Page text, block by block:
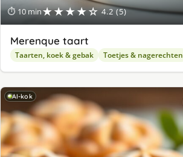
⏱ 10 min★★★★☆ 4.2 (5)
Merenque taart
Taarten, koek & gebak Toetjes & nagerechten
AI-kok